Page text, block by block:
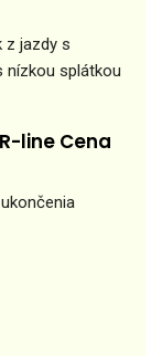
z jazdy s
nízkou splátkou
line Cena